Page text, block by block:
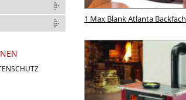
1 Max Blank Atlanta Backfach